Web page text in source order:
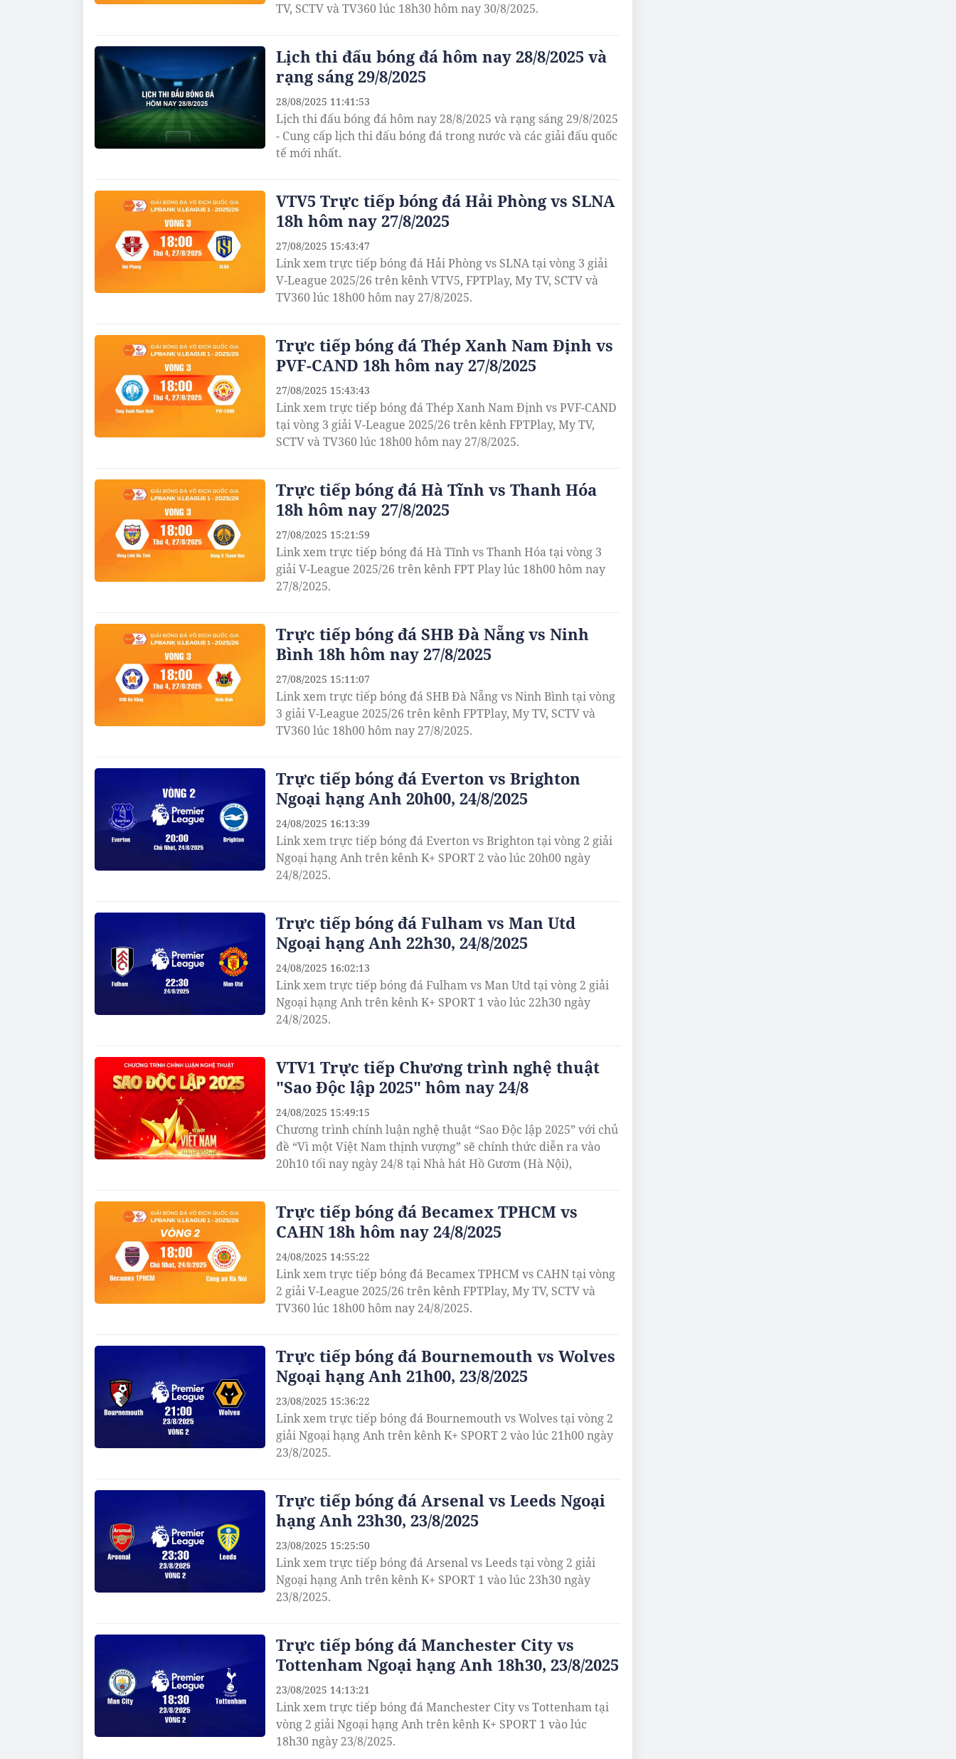
TV, SCTV và TV360 lúc 18h30 hôm nay 30/8/2025.
Lịch thi đấu bóng đá hôm nay 28/8/2025 và
rạng sáng 29/8/2025
Lịch thi đấu bóng đá hôm nay 28/8/2025 và rạng sáng 29/8/2025
- Cung cấp lịch thi đấu bóng đá trong nước và các giải đấu quốc
tế mới nhất.
28/08/2025 11:41:53
VTV5 Trực tiếp bóng đá Hải Phòng vs SLNA
18h hôm nay 27/8/2025
Link xem trực tiếp bóng đá Hải Phòng vs SLNA tại vòng 3 giải
V-League 2025/26 trên kênh VTV5, FPTPlay, My TV, SCTV và
TV360 lúc 18h00 hôm nay 27/8/2025.
27/08/2025 15:43:47
Trực tiếp bóng đá Thép Xanh Nam Định vs
PVF-CAND 18h hôm nay 27/8/2025
Link xem trực tiếp bóng đá Thép Xanh Nam Định vs PVF-CAND
tại vòng 3 giải V-League 2025/26 trên kênh FPTPlay, My TV,
SCTV và TV360 lúc 18h00 hôm nay 27/8/2025.
27/08/2025 15:43:43
Trực tiếp bóng đá Hà Tĩnh vs Thanh Hóa
18h hôm nay 27/8/2025
Link xem trực tiếp bóng đá Hà Tĩnh vs Thanh Hóa tại vòng 3
giải V-League 2025/26 trên kênh FPT Play lúc 18h00 hôm nay
27/8/2025.
27/08/2025 15:21:59
Trực tiếp bóng đá SHB Đà Nẵng vs Ninh
Bình 18h hôm nay 27/8/2025
Link xem trực tiếp bóng đá SHB Đà Nẵng vs Ninh Bình tại vòng
3 giải V-League 2025/26 trên kênh FPTPlay, My TV, SCTV và
TV360 lúc 18h00 hôm nay 27/8/2025.
27/08/2025 15:11:07
Trực tiếp bóng đá Everton vs Brighton
Ngoại hạng Anh 20h00, 24/8/2025
Link xem trực tiếp bóng đá Everton vs Brighton tại vòng 2 giải
Ngoại hạng Anh trên kênh K+ SPORT 2 vào lúc 20h00 ngày
24/8/2025.
24/08/2025 16:13:39
Trực tiếp bóng đá Fulham vs Man Utd
Ngoại hạng Anh 22h30, 24/8/2025
Link xem trực tiếp bóng đá Fulham vs Man Utd tại vòng 2 giải
Ngoại hạng Anh trên kênh K+ SPORT 1 vào lúc 22h30 ngày
24/8/2025.
24/08/2025 16:02:13
VTV1 Trực tiếp Chương trình nghệ thuật
"Sao Độc lập 2025" hôm nay 24/8
Chương trình chính luận nghệ thuật “Sao Độc lập 2025” với chủ
đề “Vì một Việt Nam thịnh vượng” sẽ chính thức diễn ra vào
20h10 tối nay ngày 24/8 tại Nhà hát Hồ Gươm (Hà Nội),
24/08/2025 15:49:15
Trực tiếp bóng đá Becamex TPHCM vs
CAHN 18h hôm nay 24/8/2025
Link xem trực tiếp bóng đá Becamex TPHCM vs CAHN tại vòng
2 giải V-League 2025/26 trên kênh FPTPlay, My TV, SCTV và
TV360 lúc 18h00 hôm nay 24/8/2025.
24/08/2025 14:55:22
Trực tiếp bóng đá Bournemouth vs Wolves
Ngoại hạng Anh 21h00, 23/8/2025
Link xem trực tiếp bóng đá Bournemouth vs Wolves tại vòng 2
giải Ngoại hạng Anh trên kênh K+ SPORT 2 vào lúc 21h00 ngày
23/8/2025.
23/08/2025 15:36:22
Trực tiếp bóng đá Arsenal vs Leeds Ngoại
hạng Anh 23h30, 23/8/2025
Link xem trực tiếp bóng đá Arsenal vs Leeds tại vòng 2 giải
Ngoại hạng Anh trên kênh K+ SPORT 1 vào lúc 23h30 ngày
23/8/2025.
23/08/2025 15:25:50
Trực tiếp bóng đá Manchester City vs
Tottenham Ngoại hạng Anh 18h30, 23/8/2025
Link xem trực tiếp bóng đá Manchester City vs Tottenham tại
vòng 2 giải Ngoại hạng Anh trên kênh K+ SPORT 1 vào lúc
18h30 ngày 23/8/2025.
23/08/2025 14:13:21